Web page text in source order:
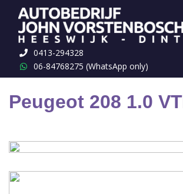
0413-294328
06-84768275 (WhatsApp only)
Terug naar overzicht
Peugeot 208 1.0